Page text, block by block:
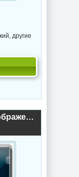
другие
Обработка цифровых изображений Adobe Photoshop Lightroom Classic 2026 15.5.0.8 by KpoJIuK